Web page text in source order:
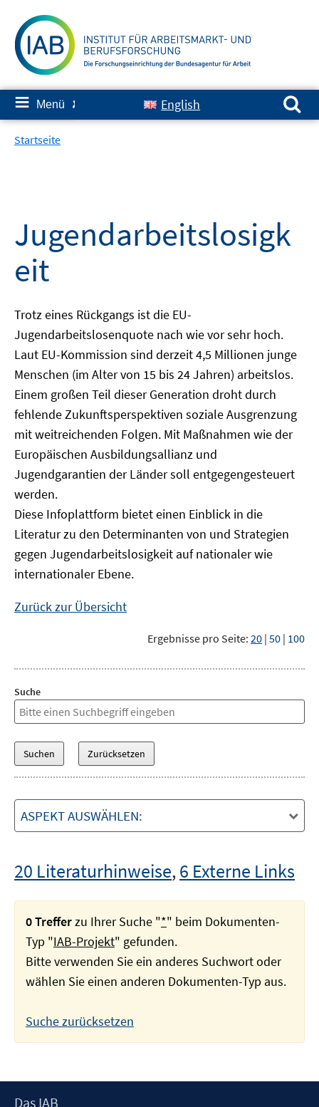
zum
Inhalt
≡ Menü ✘ English
Suchen nach:
Startseite
Jugendarbeitslosigk
eit
Trotz eines Rückgangs ist die EU-
Jugendarbeitslosenquote nach wie vor sehr hoch.
Laut EU-Kommission sind derzeit 4,5 Millionen junge
Menschen (im Alter von 15 bis 24 Jahren) arbeitslos.
Einem großen Teil dieser Generation droht durch
fehlende Zukunftsperspektiven soziale Ausgrenzung
mit weitreichenden Folgen. Mit Maßnahmen wie der
Europäischen Ausbildungsallianz und
Jugendgarantien der Länder soll entgegengesteuert
werden.
Diese Infoplattform bietet einen Einblick in die
Literatur zu den Determinanten von und Strategien
gegen Jugendarbeitslosigkeit auf nationaler wie
internationaler Ebene.
Zurück zur Übersicht
Ergebnisse pro Seite: 20 | 50 | 100
Suche
ASPEKT AUSWÄHLEN:
20 Literaturhinweise,6 Externe Links
0 Trefferzu Ihrer Suche "*" beim Dokumenten-
Typ "IAB-Projekt" gefunden.
Bitte verwenden Sie ein anderes Suchwort oder
wählen Sie einen anderen Dokumenten-Typ aus.
Suche zurücksetzen
Footer
Das IAB